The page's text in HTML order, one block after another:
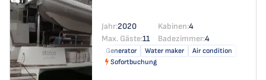
Jahr:2020 Kabinen:4
Max. Gäste:11 Badezimmer:4
Generator Water maker
Air condition
Sofortbuchung